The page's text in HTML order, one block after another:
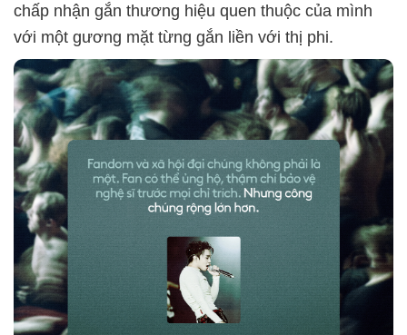
chấp nhận gắn thương hiệu quen thuộc của mình
với một gương mặt từng gắn liền với thị phi.